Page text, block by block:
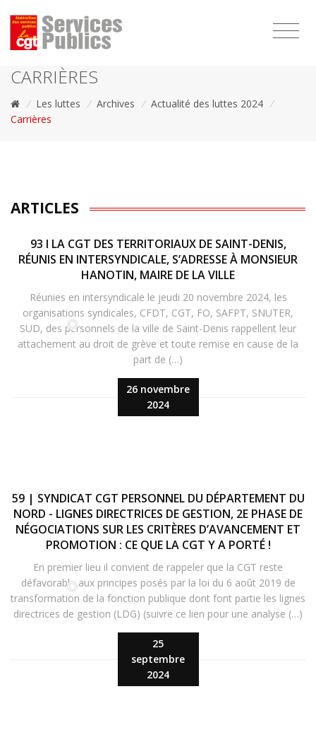
CARRIÈRES
/ Les luttes / Archives / Actualité des luttes 2024 /
Carrières
ARTICLES
26 novembre
2024
93 I LA CGT DES TERRITORIAUX DE SAINT-DENIS,
RÉUNIS EN INTERSYNDICALE, S’ADRESSE À MONSIEUR
HANOTIN, MAIRE DE LA VILLE
Réunies en intersyndicale le jeudi 20 novembre 2024, les
organisations syndicales, CFDT, CGT, FO, SAFPT, SNUTER,
SUD, des personnels de la ville de Saint-Denis rappellent leur
attachement au droit de grève et toute remise en cause de la
part de (…)
25
septembre
2024
59 | SYNDICAT CGT PERSONNEL DU DÉPARTEMENT DU
NORD - LIGNES DIRECTRICES DE GESTION, 2E PHASE DE
NÉGOCIATIONS SUR LES CRITÈRES D’AVANCEMENT ET
PROMOTION : CE QUE LA CGT Y A PORTÉ !
En premier lieu il convient de rappeler que la CGT reste
défavorable aux principes posés par la loi du 6 août 2019 de
transformation de la fonction publique dont font partie les lignes
directrices de gestion (LDG) (suivre ce lien pour une analyse (…)